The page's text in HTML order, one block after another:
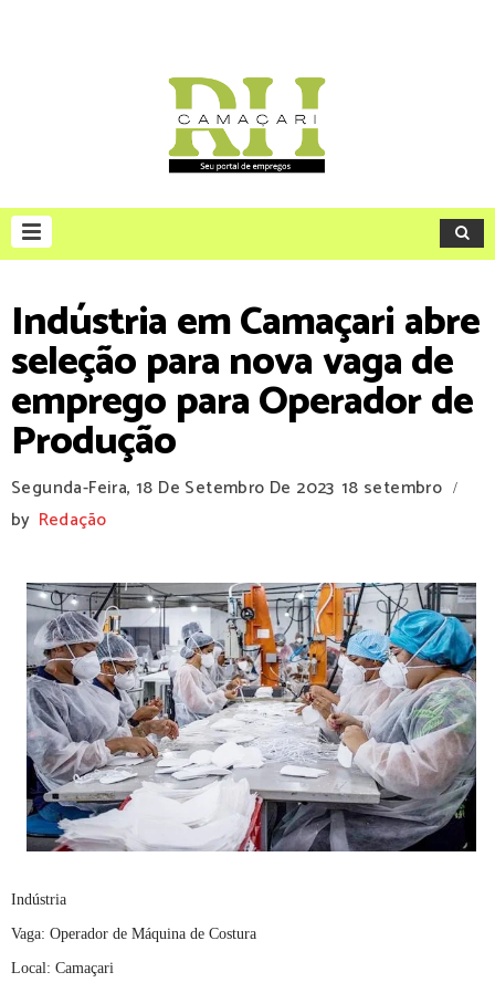
Indústria em Camaçari abre
seleção para nova vaga de
emprego para Operador de
Produção
Segunda-Feira, 18 De Setembro De 2023 18 setembro /
by Redação
Indústria
Vaga: Operador de Máquina de Costura
Local: Camaçari